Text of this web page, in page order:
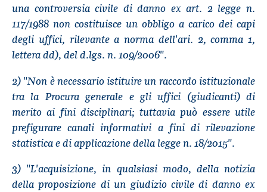
una controversia civile di danno ex art. 2 legge n.
117/1988 non costituisce un obbligo a carico dei capi
degli uffici, rilevante a norma dell'ari. 2, comma 1,
lettera dd), del d.lgs. n. 109/2006".
2) "Non è necessario istituire un raccordo istituzionale
tra la Procura generale e gli uffici (giudicanti) di
merito ai fini disciplinari; tuttavia può essere utile
prefigurare canali informativi a fini di rilevazione
statistica e di applicazione della legge n. 18/2015".
3) "L'acquisizione, in qualsiasi modo, della notizia
della proposizione di un giudizio civile di danno ex